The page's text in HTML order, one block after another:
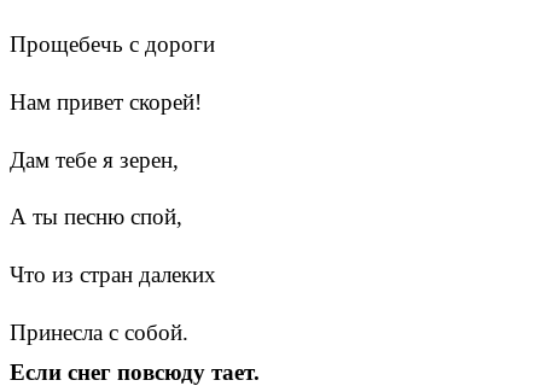
Прощебечь с дороги
Нам привет скорей!
Дам тебе я зерен,
А ты песню спой,
Что из стран далеких
Принесла с собой.
Если снег повсюду тает.